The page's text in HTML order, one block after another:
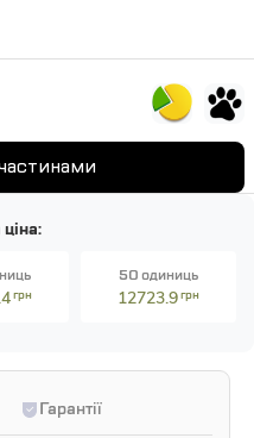
грн
50 одиниць
12723.9грн
Гарантії